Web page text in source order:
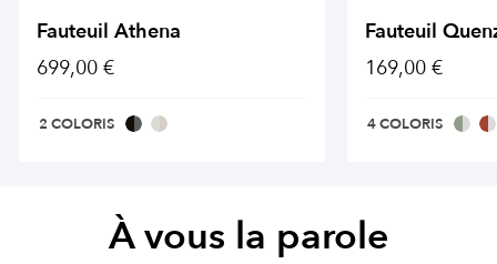
Fauteuil Athena
699,00 €
2 COLORIS
Fauteuil
169,00 €
4 COLORIS
À vous la parole